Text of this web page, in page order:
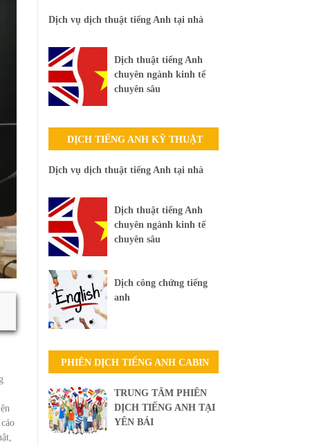
Dịch vụ dịch thuật tiếng Anh tại nhà
Dịch thuật tiếng Anh
chuyên ngành kinh tế
chuyên sâu
DỊCH TIẾNG ANH KỸ THUẬT
Dịch vụ dịch thuật tiếng Anh tại nhà
Dịch thuật tiếng Anh
chuyên ngành kinh tế
chuyên sâu
Dịch công chứng tiếng
anh
PHIÊN DỊCH TIẾNG ANH CABIN
TRUNG TÂM PHIÊN
DỊCH TIẾNG ANH TẠI
YÊN BÁI